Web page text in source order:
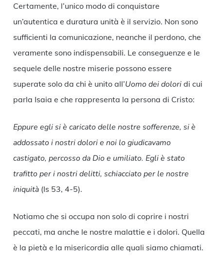
Certamente, l’unico modo di conquistare
un’autentica e duratura unità è il servizio. Non sono
sufficienti la comunicazione, neanche il perdono, che
veramente sono indispensabili. Le conseguenze e le
sequele delle nostre miserie possono essere
superate solo da chi è unito all’Uomo dei doloridi cui
parla Isaia e che rappresenta la persona di Cristo:
Eppure egli si è caricato delle nostre sofferenze, si è
addossato i nostri dolori e noi lo giudicavamo
castigato, percosso da Dio e umiliato. Egli è stato
trafitto per i nostri delitti, schiacciato per le nostre
iniquità(Is 53, 4-5).
Notiamo che si occupa non solo di coprire i nostri
peccati, ma anche le nostre malattie e i dolori. Quella
è la pietà e la misericordia alle quali siamo chiamati.